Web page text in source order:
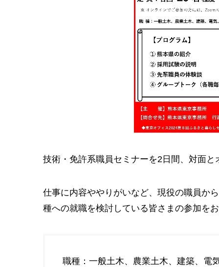
技術・免許系職員セミナーを2日間、対面
仕事に内容ややりがいなど、現役の職員か
種への就職を検討している皆さまの参加を
職種：一般土木、農業土木、建築、電